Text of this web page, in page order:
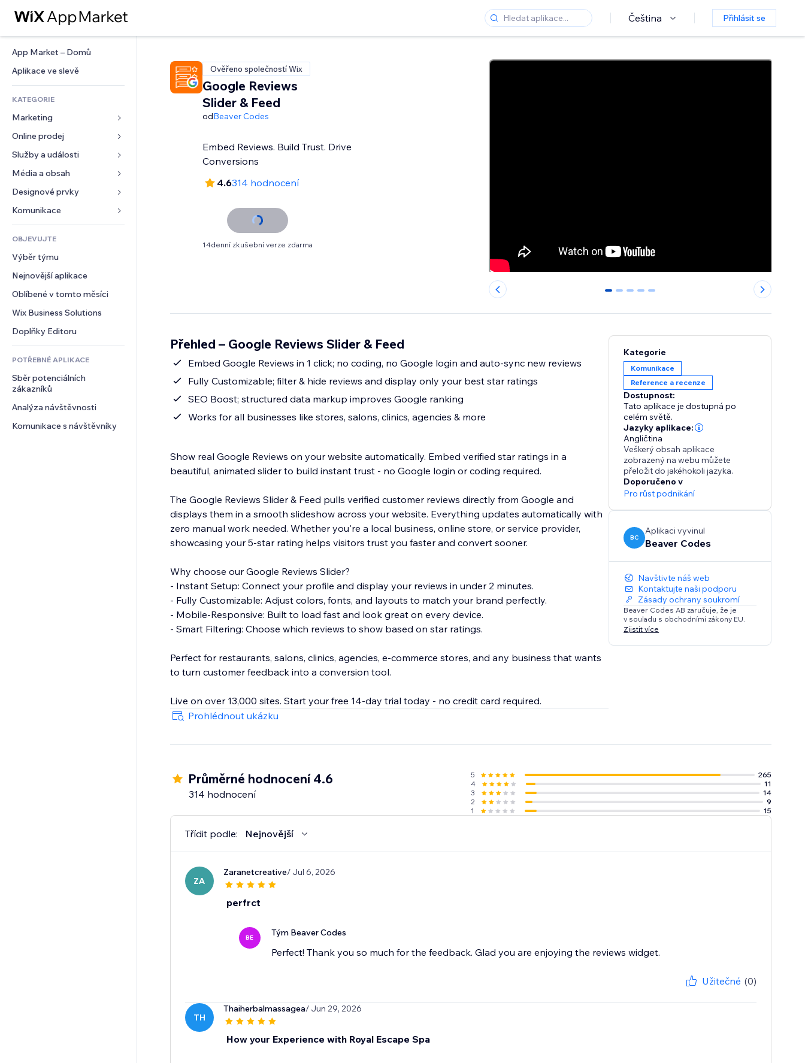
Čeština Přihlásit se
App Market – Domů
Aplikace ve slevě
KATEGORIE
Marketing
Reklamy
Mobilní zařízení
Analytika
Výpisy webu
E‑mail
Online prodej
Aplikace pro obchody
Doprava a doručení
Tlačítka pro prodej
Účetnictví
Kupóny a věrnostní programy
Skladování
Jídlo a nápoje
Služby a události
Ubytování
Události
Restaurace
Nemovitosti
Rezervace
Média a obsah
Galerie
Hudba
Podcasty
Fotografie
Video
PDF
Sdílení souborů
Novinky
Designové prvky
Mapy a navigace
Soukromí a bezpečnost
Hodiny
Šablony stránek
Efekty pro obrázky
Tlačítka a nabídky
Bannery a odznaky
Kalkulačky
Vyhledávání
Počasí
Tabulky a grafy
Formuláře
Ankety
Chat
Komentáře
Telefon
Komunita
Reference a recenze
CRM
OBJEVUJTE
Výběr týmu
Nejnovější aplikace
Oblíbené v tomto měsíci
Wix Business Solutions
Doplňky Editoru
POTŘEBNÉ APLIKACE
Sběr potenciálních
zákazníků
Analýza návštěvnosti
Komunikace s návštěvníky
Ověřeno společností Wix
Google Reviews
Slider & Feed
odBeaver Codes
Embed Reviews. Build Trust. Drive
Conversions
4.6314 hodnocení
14denní zkušební verze zdarma
0 1 2 3 4
Přehled – Google Reviews Slider & Feed
Embed Google Reviews in 1 click; no coding, no Google login and auto-sync new reviews
Fully Customizable; filter & hide reviews and display only your best star ratings
SEO Boost; structured data markup improves Google ranking
Works for all businesses like stores, salons, clinics, agencies & more
Show real Google Reviews on your website automatically. Embed verified star ratings in a
beautiful, animated slider to build instant trust - no Google login or coding required.
The Google Reviews Slider & Feed pulls verified customer reviews directly from Google and
displays them in a smooth slideshow across your website. Everything updates automatically with
zero manual work needed. Whether you're a local business, online store, or service provider,
showcasing your 5-star rating helps visitors trust you faster and convert sooner.
Why choose our Google Reviews Slider?
- Instant Setup: Connect your profile and display your reviews in under 2 minutes.
- Fully Customizable: Adjust colors, fonts, and layouts to match your brand perfectly.
- Mobile-Responsive: Built to load fast and look great on every device.
- Smart Filtering: Choose which reviews to show based on star ratings.
Perfect for restaurants, salons, clinics, agencies, e-commerce stores, and any business that wants
to turn customer feedback into a conversion tool.
Live on over 13,000 sites. Start your free 14-day trial today - no credit card required.
Prohlédnout ukázku
Kategorie
Komunikace
Reference a recenze
Dostupnost:
Tato aplikace je dostupná po
celém světě.
Jazyky aplikace:
Angličtina
Veškerý obsah aplikace
zobrazený na webu můžete
přeložit do jakéhokoli jazyka.
Doporučeno v
Pro růst podnikání
BC
Aplikaci vyvinul
Beaver Codes
Navštivte náš web
Kontaktujte naši podporu
Zásady ochrany soukromí
Beaver Codes AB zaručuje, že je
v souladu s obchodními zákony EU.
Zjistit více
Průměrné hodnocení 4.6
314 hodnocení
5
265
4
11
3
14
2
9
1
15
Třídit podle: Nejnovější
ZA
Zaranetcreative/ Jul 6, 2026
perfrct
BE Tým Beaver Codes
Perfect! Thank you so much for the feedback. Glad you are enjoying the reviews widget.
Užitečné (0)
TH
Thaiherbalmassagea/ Jun 29, 2026
How your Experience with Royal Escape Spa